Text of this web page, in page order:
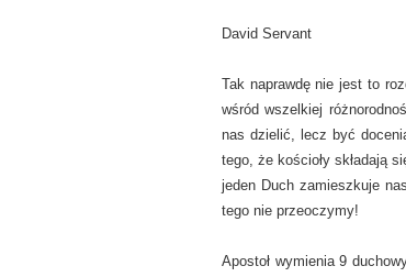
David Servant
Tak naprawdę nie jest to
wśród wszelkiej
nas dzielić, lecz być
tego, że kościoły składają
jeden Duch zamieszkuje
tego nie przeoczymy!
Apostoł wymienia 9